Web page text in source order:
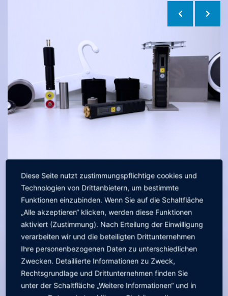
ZWEI WEGE ZUR EFFIZIENTEN ESD-
PRÜFUNG
Die Messfunktionen
Asset-Messung & strukturiert,
nachvollziehbar, auditfähig
Vordefinierte Messvorgaben für jedes Asset
Diese Seite nutzt zustimmungspflichtige cookies und
Technologien von Drittanbietern, um bestimmte
Funktionen einzubinden. Wenn Sie auf die Schaltfläche
„Alle akzeptieren“ klicken, werden diese Funktionen
aktiviert (Zustimmung). Nach Erteilung der Einwilligung
verarbeiten wir und die beteiligten Drittunternehmen
Ihre personenbezogenen Daten zu unterschiedlichen
Zwecken. Detaillierte Informationen zu Zweck,
Rechtsgrundlage und Drittunternehmen finden Sie
unter der Schaltfläche „Weitere Informationen“ und in